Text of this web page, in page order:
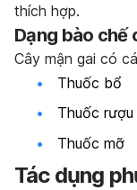
thích hợp.
Dạng bào chế
Cây mận gai có
Thuốc bổ
Thuốc rượu
Thuốc mỡ
Tác dụng